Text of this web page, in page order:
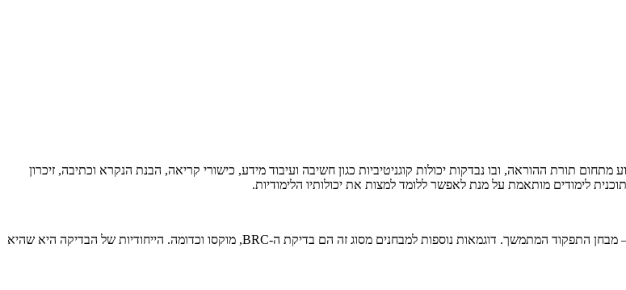
תורת ההוראה, ובו נבדקות יכולות קוגניטיביות כגון חשיבה ועיבוד מידע, כישורי קריאה, הבנת הנקרא וכתיבה, זיכרון
לימודים מותאמת על מנת לאפשר ללומד למצות את יכולותיו הלימודיות.
בדיקת TOVA היא בדיקה ממוחשבת מסוג CPT) Continuous Performance Test) או בעברית – מבחן התפקוד המתמשך. דוגמאות נוספות למבחנים מסוג זה הם בדיקת ה-BRC, מוקסו וכדומה. הייחודיות של הבדיקה היא שהיא